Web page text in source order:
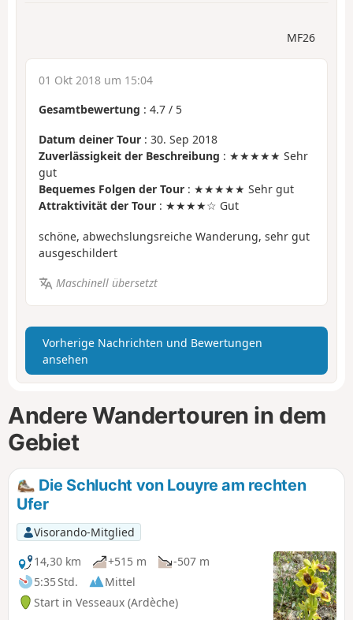
MF26
01 Okt 2018 um 15:04
Gesamtbewertung : 4.7 / 5
Datum deiner Tour : 30. Sep 2018
Zuverlässigkeit der Beschreibung : ★★★★★ Sehr
gut
Bequemes Folgen der Tour : ★★★★★ Sehr gut
Attraktivität der Tour : ★★★★☆ Gut
schöne, abwechslungsreiche Wanderung, sehr gut
ausgeschildert
Maschinell übersetzt
Vorherige Nachrichten und Bewertungen
ansehen
Andere Wandertouren in dem
Gebiet
Die Schlucht von Louyre am rechten
Ufer
Visorando-Mitglied
14,30 km
+515 m
-507 m
5:35 Std.
Mittel
Start in Vesseaux (Ardèche)